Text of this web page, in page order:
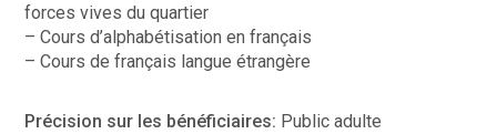
forces vives du quartier
– Cours d’alphabétisation en français
– Cours de français langue étrangère
Précision sur les bénéficiaires: Public adulte